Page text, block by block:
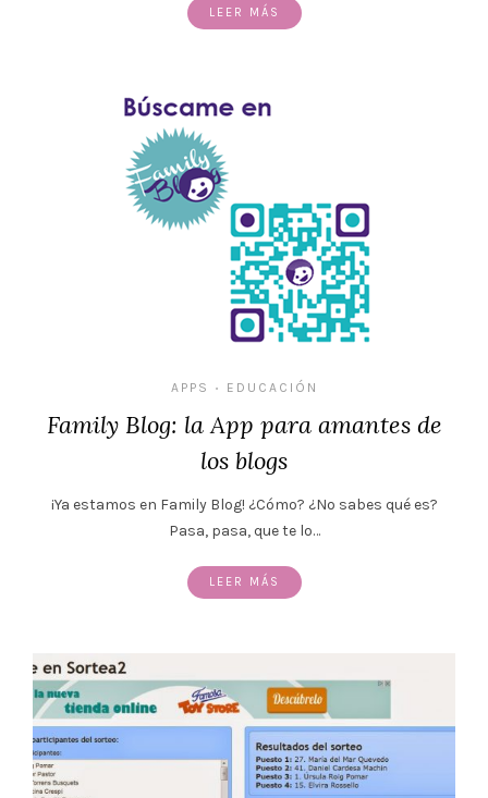
LEER MÁS
APPS • EDUCACIÓN
Family Blog: la App para amantes de
los blogs
¡Ya estamos en Family Blog! ¿Cómo? ¿No sabes qué es?
Pasa, pasa, que te lo…
LEER MÁS